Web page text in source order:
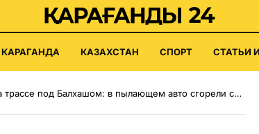
КАРАГАНДА КАЗАХСТАН СПОРТ СТАТЬИ
под Балхашом: в пылающем авто сгорели семь человек